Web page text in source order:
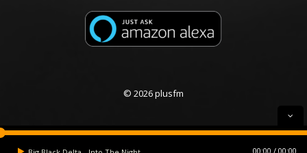
© 2026 plusfm
00:00 00:00